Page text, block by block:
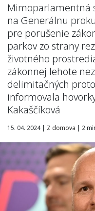
Mimoparlamentná
na Generálnu
pre porušenie
parkov zo strany
životného
zákonnej lehote
delimitačných
informovala
Kakaščíková
15. 04. 2024 | Z domova | 2